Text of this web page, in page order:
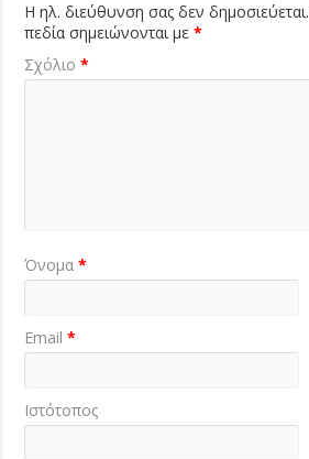
Η ηλ. διεύθυνση σας δεν δημοσιεύεται.
πεδία σημειώνονται με*
Σχόλιο*
Όνομα*
Email*
Ιστότοπος